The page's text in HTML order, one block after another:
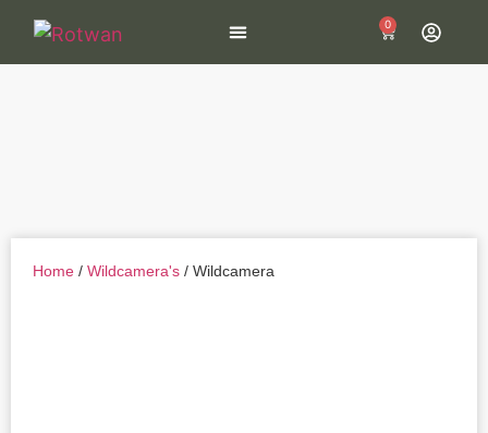
0
Home / Wildcamera's / Wildcamera